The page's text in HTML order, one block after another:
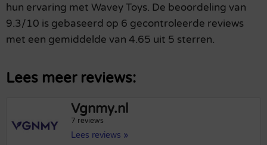
hun ervaring met Wavey Toys. De beoordeling van
9.3/10 is gebaseerd op 6 gecontroleerde reviews
met een gemiddelde van 4.65 uit 5 sterren.
Lees meer reviews:
Vgnmy.nl
7 reviews
Lees reviews »